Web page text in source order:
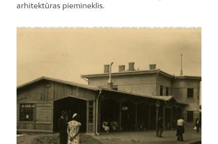
arhitektūras piemineklis.
Foto: LNB digitālā bibliotēka